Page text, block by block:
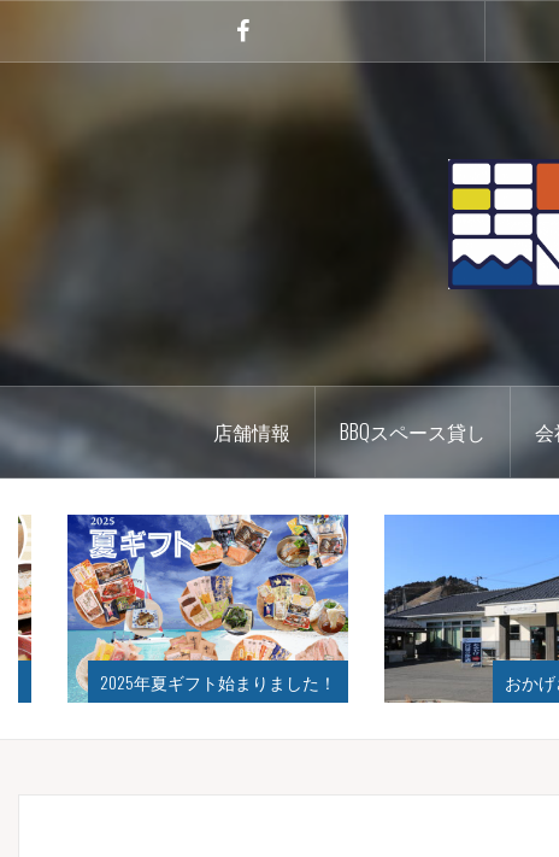
店舗情報 BBQスペース貸し
2025年夏ギフト始まりました！ おかげさ